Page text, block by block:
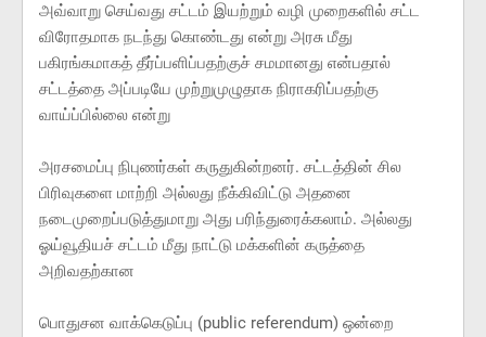
அவ்வாறு செய்வது சட்டம் இயற்றும் வழி முறைகளில் சட்ட
விரோதமாக நடந்து கொண்டது என்று அரசு மீது
பகிரங்கமாகத் தீர்ப்பளிப்பதற்குச் சமமானது என்பதால்
சட்டத்தை அப்படியே முற்றுமுழுதாக நிராகரிப்பதற்கு
வாய்ப்பில்லை என்று
அரசமைப்பு நிபுணர்கள் கருதுகின்றனர். சட்டத்தின் சில
பிரிவுகளை மாற்றி அல்லது நீக்கிவிட்டு அதனை
நடைமுறைப்படுத்துமாறு அது பரிந்துரைக்கலாம். அல்லது
ஓய்வூதியச் சட்டம் மீது நாட்டு மக்களின் கருத்தை
அறிவதற்கான
பொதுசன வாக்கெடுப்பு (public referendum) ஒன்றை